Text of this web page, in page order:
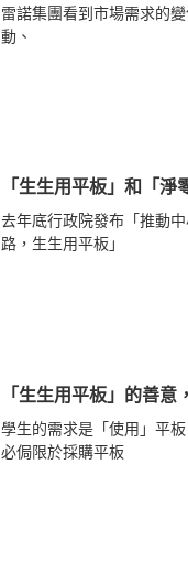
雷諾集團看到市場需求的
動、
「生生用平板」和「
去年底行政院發布「推動
路，生生用平板」
「生生用平板」的善意
學生的需求是「使用」平
必侷限於採購平板